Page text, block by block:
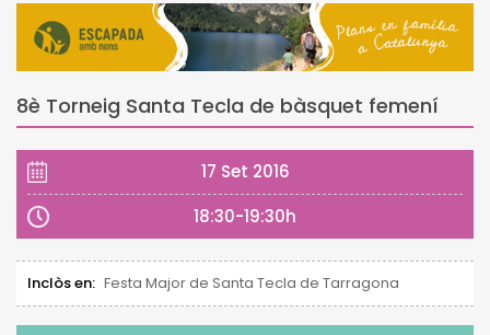
8è Torneig Santa Tecla de bàsquet femení
17 Set 2016
18:30-19:30h
Inclòs en: Festa Major de Santa Tecla de Tarragona